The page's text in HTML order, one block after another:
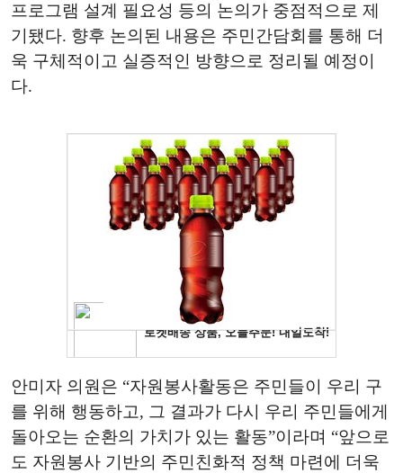
프로그램 설계 필요성 등의 논의가 중점적으로 제
기됐다. 향후 논의된 내용은 주민간담회를 통해 더
욱 구체적이고 실증적인 방향으로 정리될 예정이
다.
안미자 의원은 “자원봉사활동은 주민들이 우리 구
를 위해 행동하고, 그 결과가 다시 우리 주민들에게
돌아오는 순환의 가치가 있는 활동”이라며 “앞으로
도 자원봉사 기반의 주민친화적 정책 마련에 더욱